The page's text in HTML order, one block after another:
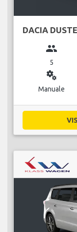
DACIA
group
5
miscellaneous_services
Manuale